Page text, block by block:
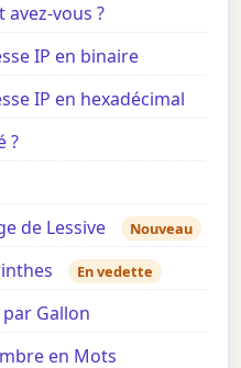
avez-vous ?
IP en binaire
IP en hexadécimal
?
de Lessive
Nouveau
En vedette
Gallon
en Mots